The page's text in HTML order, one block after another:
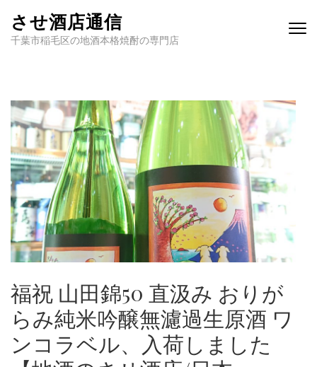
させ酒店通信
千葉市稲毛区の地酒本格焼酎の専門店
福祝 山田錦50 直汲み おりが
らみ純米吟醸無濾過生原酒 ワ
ンコラベル、入荷しました